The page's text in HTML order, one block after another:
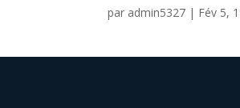
par admin5327 | Fév 5,